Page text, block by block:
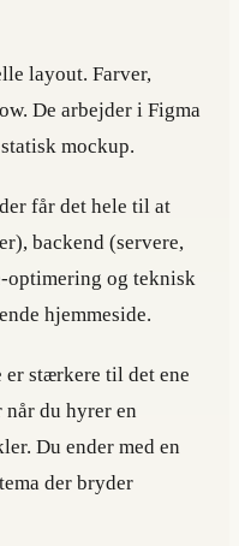
layout. Farver,
De arbejder i Figma
mockup.
får det hele til at
backend (servere,
optimering og teknisk
hjemmeside.
er stærkere til det ene
når du hyrer en
Du ender med en
der bryder